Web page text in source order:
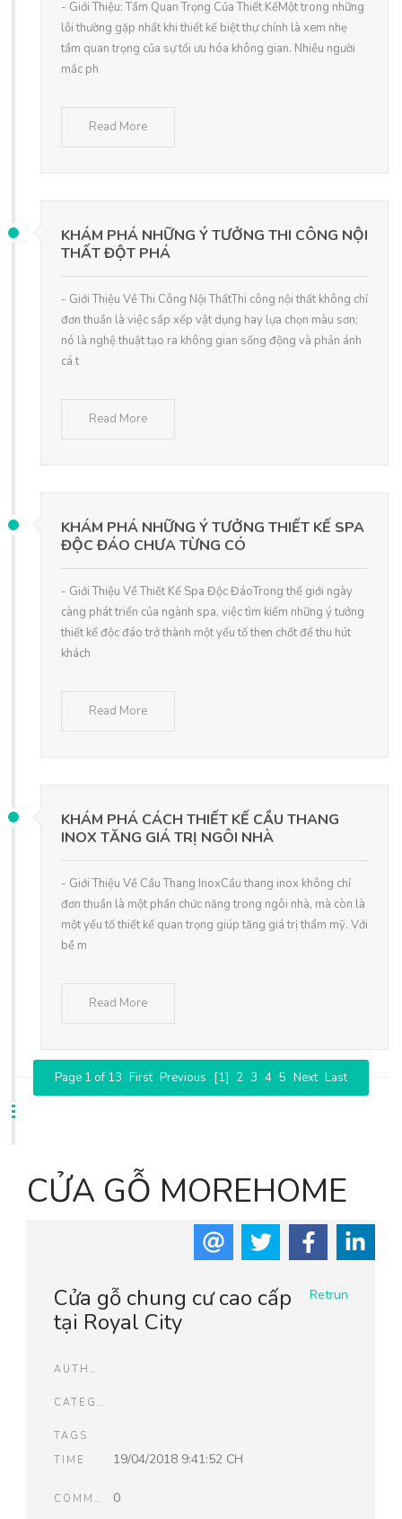
- Giới Thiệu: Tầm Quan Trọng Của Thiết KếMột trong những
lỗi thường gặp nhất khi thiết kế biệt thự chính là xem nhẹ
tầm quan trọng của sự tối ưu hóa không gian. Nhiều người
mắc ph
Read More
KHÁM PHÁ NHỮNG Ý TƯỞNG THI CÔNG NỘI
THẤT ĐỘT PHÁ
- Giới Thiệu Về Thi Công Nội ThấtThi công nội thất không chỉ
đơn thuần là việc sắp xếp vật dụng hay lựa chọn màu sơn;
nó là nghệ thuật tạo ra không gian sống động và phản ánh
cá t
Read More
KHÁM PHÁ NHỮNG Ý TƯỞNG THIẾT KẾ SPA
ĐỘC ĐÁO CHƯA TỪNG CÓ
- Giới Thiệu Về Thiết Kế Spa Độc ĐáoTrong thế giới ngày
càng phát triển của ngành spa, việc tìm kiếm những ý tưởng
thiết kế độc đáo trở thành một yếu tố then chốt để thu hút
khách
Read More
KHÁM PHÁ CÁCH THIẾT KẾ CẦU THANG
INOX TĂNG GIÁ TRỊ NGÔI NHÀ
- Giới Thiệu Về Cầu Thang InoxCầu thang inox không chỉ
đơn thuần là một phần chức năng trong ngôi nhà, mà còn là
một yếu tố thiết kế quan trọng giúp tăng giá trị thẩm mỹ. Với
bề m
Read More
Page 1 of 13 First Previous [1] 2 3 4 5 Next Last
CỬA GỖ MOREHOME
Retrun
Cửa gỗ chung cư cao cấp
tại Royal City
AUTHOR
CATEGORIES
TAGS
TIME
19/04/2018 9:41:52 CH
COMMENTS 0